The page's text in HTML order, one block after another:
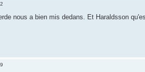
nous a bien mis dedans. Et Haraldsson